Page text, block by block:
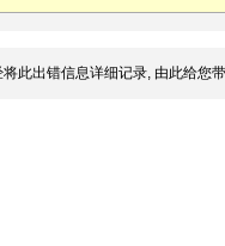
此出错信息详细记录, 由此给您